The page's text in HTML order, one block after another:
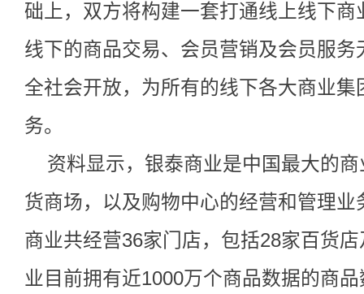
础上，双方将构建一套打通线上线下
线下的商品交易、会员营销及会员服
全社会开放，为所有的线下各大商业
务。
资料显示，银泰商业是中国最大的
货商场，以及购物中心的经营和管理
商业共经营36家门店，包括28家百货
业目前拥有近1000万个商品数据的商